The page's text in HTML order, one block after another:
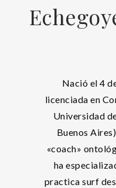
Nació el 4
licenciada en
Universidad
Buenos
«coach»
ha
practica surf